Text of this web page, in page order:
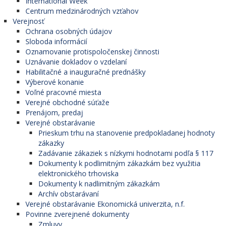
Centrum medzinárodných vzťahov
Verejnosť
Ochrana osobných údajov
Sloboda informácií
Oznamovanie protispoločenskej činnosti
Uznávanie dokladov o vzdelaní
Habilitačné a inauguračné prednášky
Výberové konanie
Voľné pracovné miesta
Verejné obchodné súťaže
Prenájom, predaj
Verejné obstarávanie
Prieskum trhu na stanovenie predpokladanej hodnoty
zákazky
Zadávanie zákaziek s nízkymi hodnotami podľa § 117
Dokumenty k podlimitným zákazkám bez využitia
elektronického trhoviska
Dokumenty k nadlimitným zákazkám
Archív obstarávaní
Verejné obstarávanie Ekonomická univerzita, n.f.
Povinne zverejnené dokumenty